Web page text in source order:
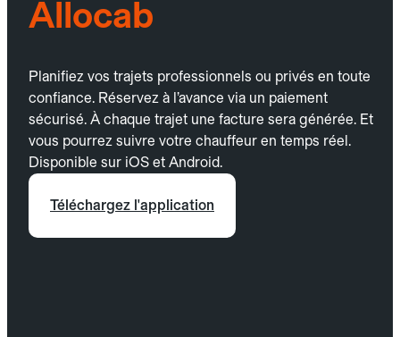
Allocab
Planifiez vos trajets professionnels ou privés en toute
confiance. Réservez à l’avance via un paiement
sécurisé. À chaque trajet une facture sera générée. Et
vous pourrez suivre votre chauffeur en temps réel.
Disponible sur iOS et Android.
Téléchargez l'application